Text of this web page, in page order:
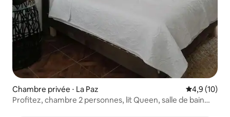
Chambre privée ⋅ La Paz Évaluation
4,9 (10)
Profitez, chambre 2 personnes, lit Queen, salle de bain